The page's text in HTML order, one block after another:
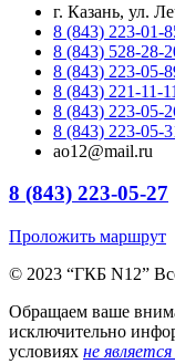
г. Казань, ул.
8 (843) 223-01-
8 (843) 528-28-
8 (843) 223-05-
8 (843) 221-11-
8 (843) 223-05-
8 (843) 223-05-
ao12@mail.ru
8 (843) 223-05-27
Проложить маршрут
© 2023 “ГКБ N12”
Обращаем ваше
исключительно
условиях не